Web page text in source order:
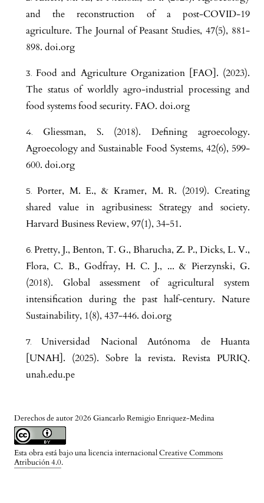
Derechos de autor 2026 Giancarlo Remigio Enriquez-Medina
Esta obra está bajo una licencia internacionalCreative Commons
Atribución 4.0.
and the reconstruction of a post-COVID-19
agriculture. The Journal of Peasant Studies, 47(5), 881-
898. doi.org
Food and Agriculture Organization [FAO]. (2023).
The status of worldly agro-industrial processing and
food systems food security. FAO. doi.org
Gliessman, S. (2018). Defining agroecology.
Agroecology and Sustainable Food Systems, 42(6), 599-
600. doi.org
Porter, M. E., & Kramer, M. R. (2019). Creating
shared value in agribusiness: Strategy and society.
Harvard Business Review, 97(1), 34-51.
Pretty, J., Benton, T. G., Bharucha, Z. P., Dicks, L. V.,
Flora, C. B., Godfray, H. C. J., ... & Pierzynski, G.
(2018). Global assessment of agricultural system
intensification during the past half-century. Nature
Sustainability, 1(8), 437-446. doi.org
Universidad Nacional Autónoma de Huanta
[UNAH]. (2025). Sobre la revista. Revista PURIQ.
unah.edu.pe